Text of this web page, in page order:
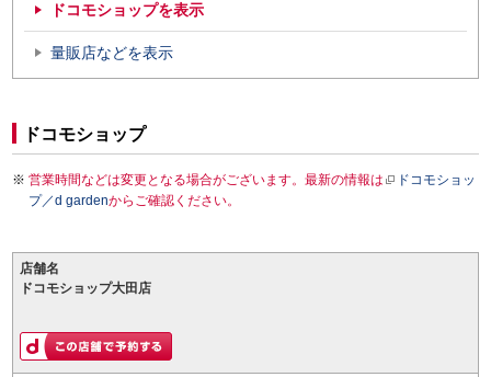
ドコモショップを表示
量販店などを表示
ドコモショップ
営業時間などは変更となる場合がございます。最新の情報は
ドコモショッ
プ／d gardenからご確認ください。
店舗名
ドコモショップ大田店